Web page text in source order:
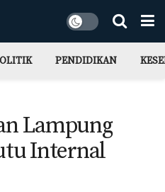
PENDIDIKAN
Lampung
Internal